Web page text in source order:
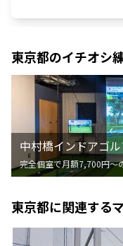
東京都のイチオシ
中村橋インドアゴ
完全個室で月額7,700円〜
東京都に関連する